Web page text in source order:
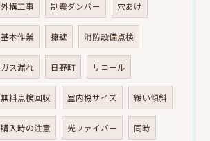
外構工事 制震ダンパー 穴あけ
基本作業 擁壁 消防設備点検
ガス漏れ 日野町 リコール
無料点検回収 室内機サイズ 緩い傾斜
購入時の注意 光ファイバー 同時